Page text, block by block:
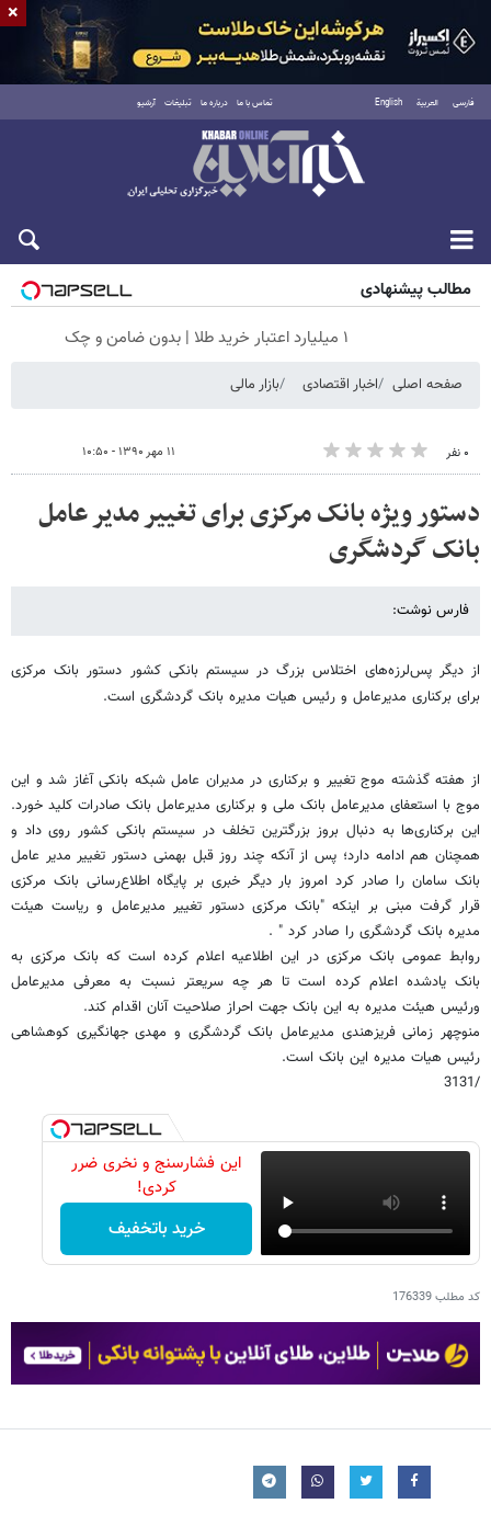
فارسی العربية English تماس با ما درباره ما تبلیغات آرشیو
جمعه ۱۶ مرداد ۱۴۰۵
مطالب پیشنهادی
۱ میلیارد اعتبار خرید طلا | بدون ضامن و چک
صفحه اصلی اخبار اقتصادی بازار مالی
۰ نفر ۱۱ مهر ۱۳۹۰ - ۱۰:۵۰
دستور ویژه بانک مرکزی برای تغییر مدیر عامل
بانک گردشگری
فارس نوشت:
از دیگر پس‌لرزه‌های اختلاس بزرگ در سیستم بانکی کشور دستور بانک مرکزی
برای برکناری مدیرعامل و رئیس هیات مدیره بانک گردشگری است.
از هفته گذشته موج تغییر و برکناری در مدیران عامل شبکه بانکی آغاز شد‌ و این
موج ‌با استعفای مدیرعامل بانک ملی و برکناری مدیرعامل بانک صادرات کلید خورد.
این برکناری‌ها به دنبال بروز بزرگترین تخلف در سیستم بانکی کشور روی داد و
همچنان هم ادامه دارد؛ پس از آنکه چند روز قبل بهمنی دستور تغییر مدیر عامل
بانک سامان را صادر کرد امروز بار دیگر خبری بر پایگاه اطلاع‌رسانی بانک مرکزی
قرار گرفت مبنی بر اینکه "بانک مرکزی دستور تغییر مدیرعامل و ریاست هیئت
مدیره بانک گردشگری را صادر کرد " .
روابط عمومی بانک مرکزی در این اطلاعیه اعلام کرده است که بانک مرکزی به
بانک یادشده اعلام کرده است تا هر چه سریعتر نسبت به معرفی مدیرعامل
ورئیس هیئت مدیره به این بانک جهت احراز صلاحیت آنان اقدام کند.
منوچهر زمانی فریزهندی مدیرعامل بانک گردشگری و مهدی جهانگیری کوهشاهی
رئیس هیات مدیره این بانک است.
/3131
این فشارسنج و نخری ضرر
کردی!
خرید باتخفیف
کد مطلب176339
×